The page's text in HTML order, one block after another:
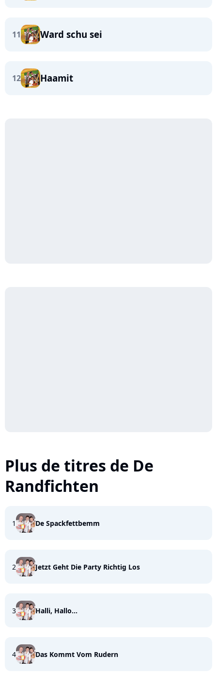
11 Ward schu sei
12 Haamit
Plus de titres de De
Randfichten
1 De Spackfettbemm
2 Jetzt Geht Die Party Richtig Los
3 Halli, Hallo...
4 Das Kommt Vom Rudern